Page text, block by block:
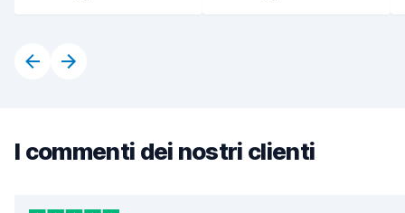
I commenti dei nostri clienti